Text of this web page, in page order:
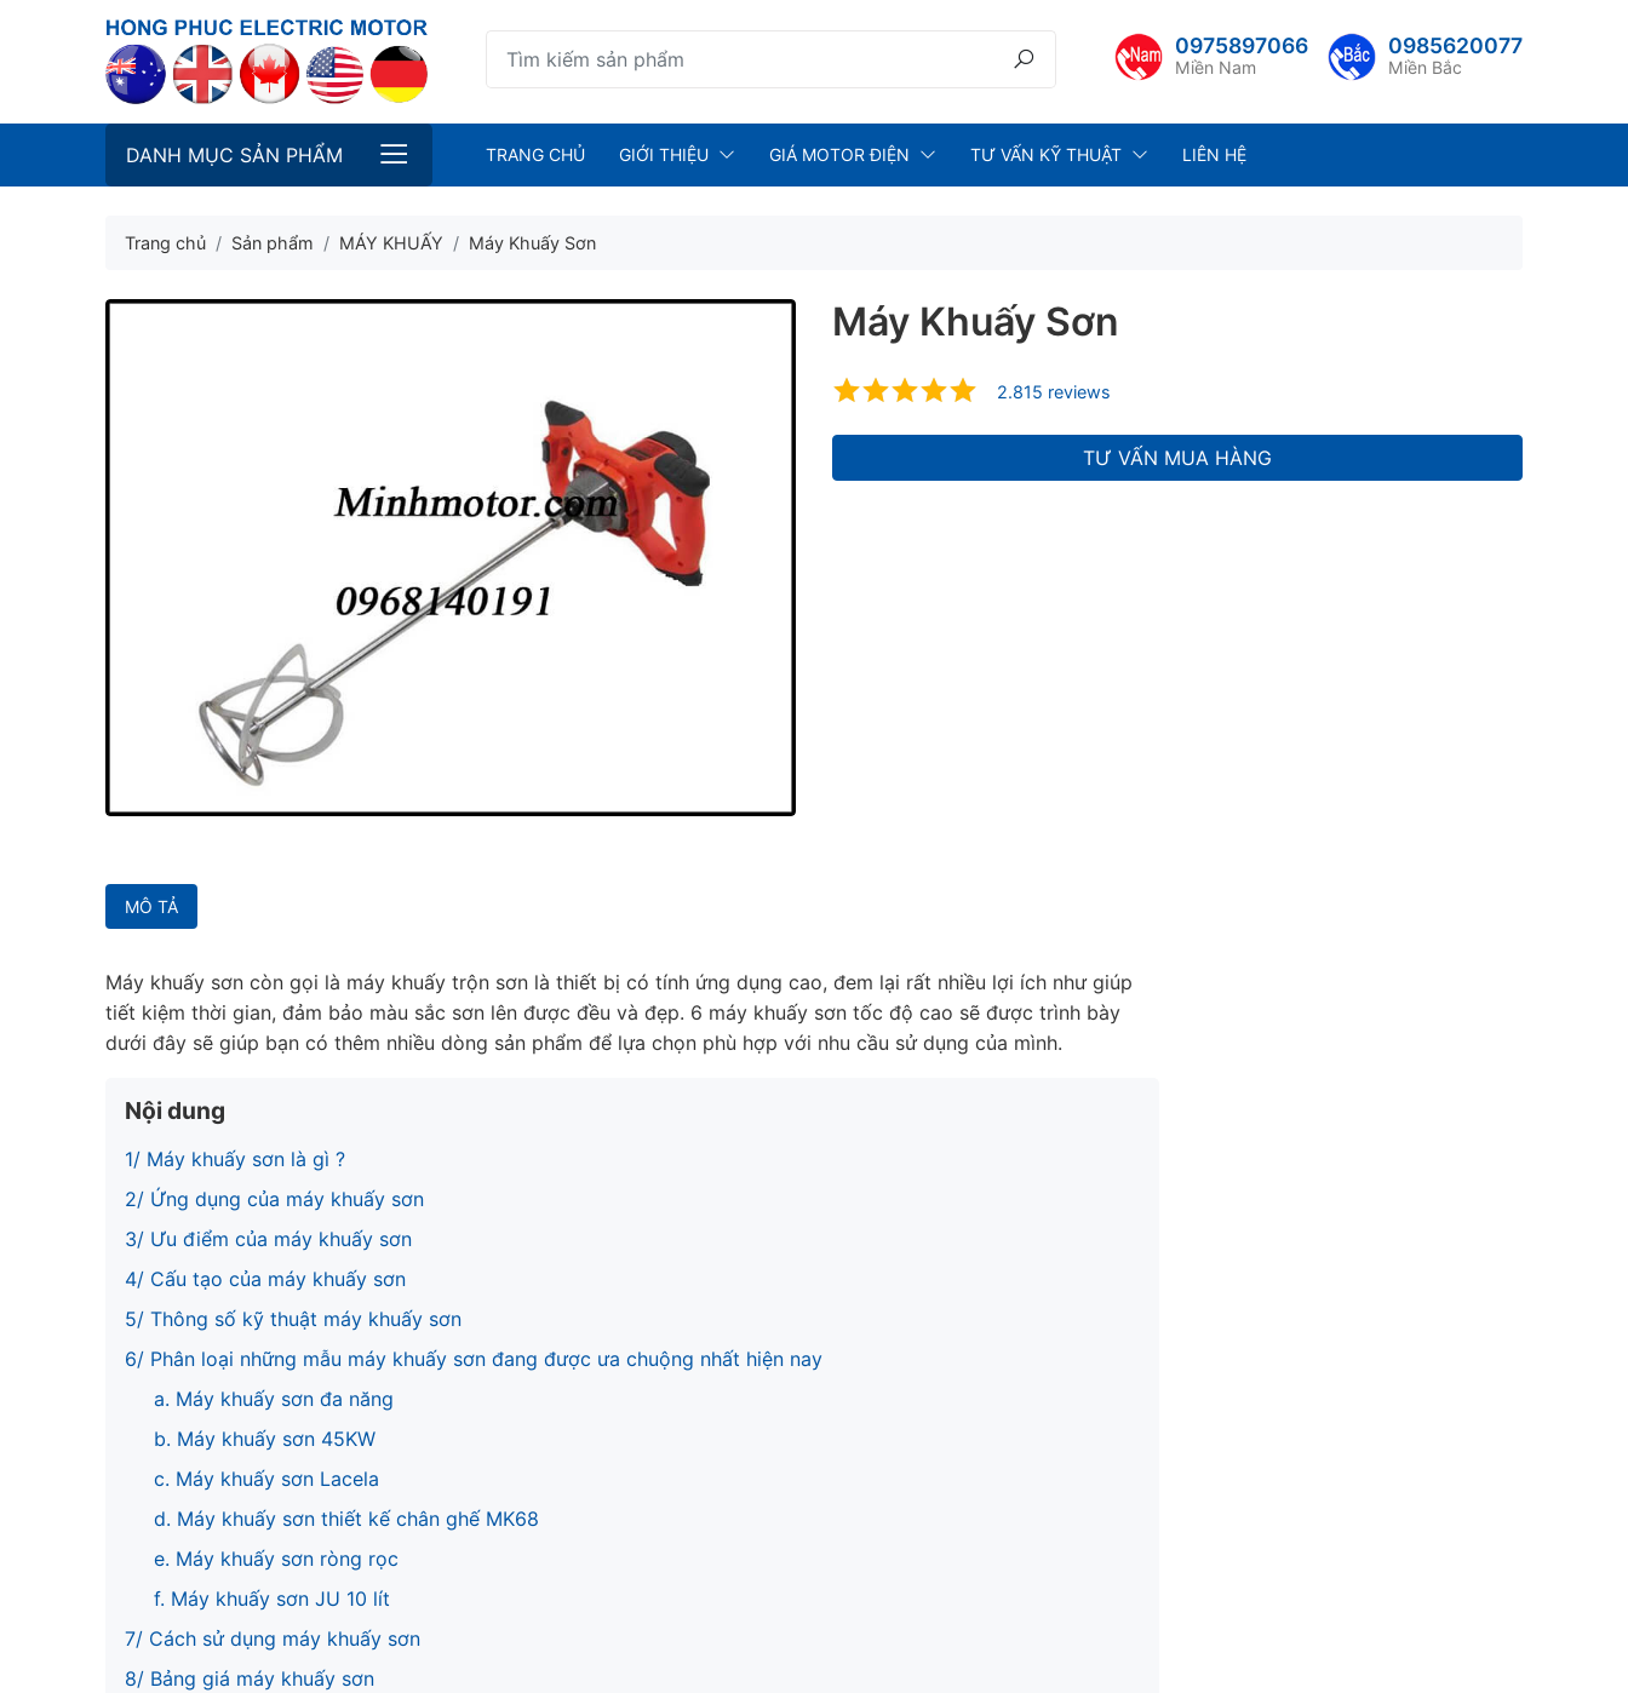
0975897066
Miền Nam
0985620077
Miền Bắc
DANH MỤC SẢN PHẨM TRANG CHỦ GIỚI THIỆU GIÁ MOTOR ĐIỆN TƯ VẤN KỸ THUẬT LIÊN HỆ
Trang chủ Sản phẩm MÁY KHUẤY Máy Khuấy Sơn
Máy Khuấy Sơn
2.815 reviews
TƯ VẤN MUA HÀNG
MÔ TẢ
Máy khuấy sơn còn gọi là máy khuấy trộn sơn là thiết bị có tính ứng dụng cao, đem lại rất nhiều lợi ích như giúp
tiết kiệm thời gian, đảm bảo màu sắc sơn lên được đều và đẹp. 6 máy khuấy sơn tốc độ cao sẽ được trình bày
dưới đây sẽ giúp bạn có thêm nhiều dòng sản phẩm để lựa chọn phù hợp với nhu cầu sử dụng của mình.
Nội dung
1/ Máy khuấy sơn là gì ?
2/ Ứng dụng của máy khuấy sơn
3/ Ưu điểm của máy khuấy sơn
4/ Cấu tạo của máy khuấy sơn
5/ Thông số kỹ thuật máy khuấy sơn
6/ Phân loại những mẫu máy khuấy sơn đang được ưa chuộng nhất hiện nay
a. Máy khuấy sơn đa năng
b. Máy khuấy sơn 45KW
c. Máy khuấy sơn Lacela
d. Máy khuấy sơn thiết kế chân ghế MK68
e. Máy khuấy sơn ròng rọc
f. Máy khuấy sơn JU 10 lít
7/ Cách sử dụng máy khuấy sơn
8/ Bảng giá máy khuấy sơn